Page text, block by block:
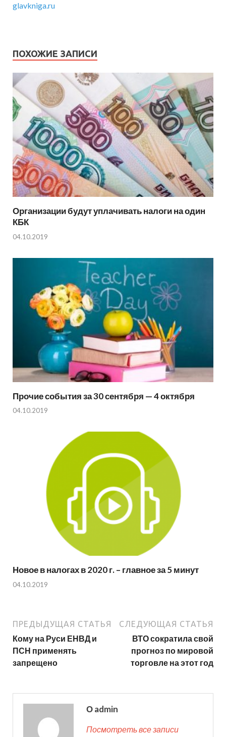
glavkniga.ru
ПОХОЖИЕ ЗАПИСИ
Организации будут уплачивать налоги на один
КБК
04.10.2019
Прочие события за 30 сентября — 4 октября
04.10.2019
Новое в налогах в 2020 г. – главное за 5 минут
04.10.2019
ПРЕДЫДУЩАЯ СТАТЬЯ
Кому на Руси ЕНВД и
ПСН применять
запрещено
СЛЕДУЮЩАЯ СТАТЬЯ
ВТО сократила свой
прогноз по мировой
торговле на этот год
О admin
Посмотреть все записи